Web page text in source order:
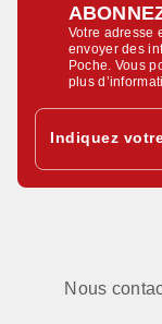
Votre adresse
envoyer des
Poche. Vous
plus
Indiquez
Nous